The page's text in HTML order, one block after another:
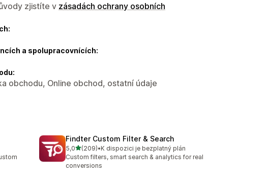
zjistíte v zásadách ochrany osobních
a spolupracovnících:
obchodu, Online obchod, ostatní údaje
Findter Custom Filter & Search
5,0z 5 hvězd
(209)
Celkový počet recenzí: 209
•K dispozici je bezplatný plán
Custom filters, smart search & analytics for real
conversions